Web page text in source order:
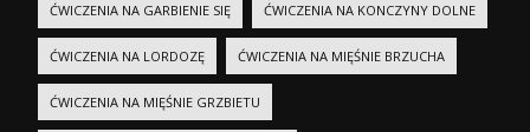
ĆWICZENIA NA GARBIENIE SIĘ ĆWICZENIA NA KONCZYNY DOLNE
ĆWICZENIA NA LORDOZĘ ĆWICZENIA NA MIĘŚNIE BRZUCHA
ĆWICZENIA NA MIĘŚNIE GRZBIETU